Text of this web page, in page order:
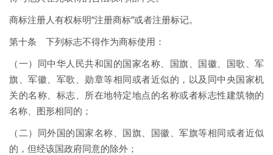
商标注册人有权标明“注册商标”或者注册标记。
第十条 下列标志不得作为商标使用：
（一）同中华人民共和国的国家名称、国旗、国徽、国歌、军
旗、军徽、军歌、勋章等相同或者近似的，以及同中央国家机
关的名称、标志、所在地特定地点的名称或者标志性建筑物的
名称、图形相同的；
（二）同外国的国家名称、国旗、国徽、军旗等相同或者近似
的，但经该国政府同意的除外；